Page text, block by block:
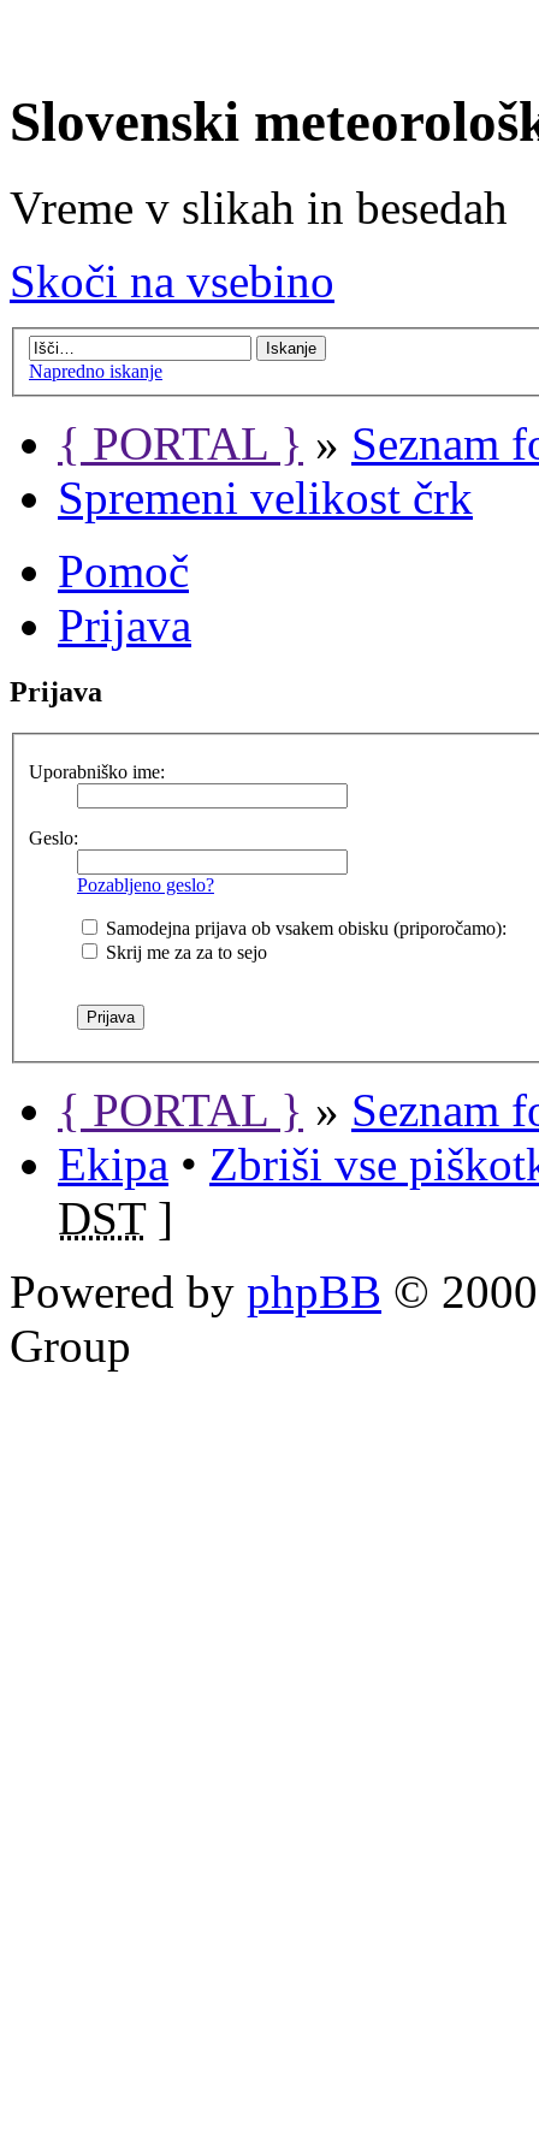
Slovenski
Vreme v slikah in besedah
Skoči na vsebino
Napredno iskanje
{ PORTAL } » Seznam
Spremeni velikost črk
Pomoč
Prijava
Prijava
Uporabniško ime:
Geslo:
Pozabljeno geslo?
Samodejna prijava ob vsakem obisku (priporočamo):
Skrij me za za to sejo
{ PORTAL } » Seznam
Ekipa • Zbriši vse
DST]
Powered by phpBB ©
Group